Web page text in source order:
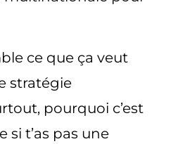
ce que ça veut
stratégie
pourquoi c’est
si t’as pas une